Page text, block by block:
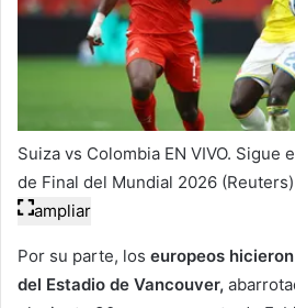
Suiza vs Colombia EN VIVO. Sigue
de Final del Mundial 2026 (Reuters)
ampliar
Por su parte, los europeos
del Estadio de Vancouver,